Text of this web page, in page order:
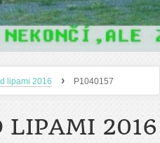
lipami 2016 › P1040157
LIPAMI 2016